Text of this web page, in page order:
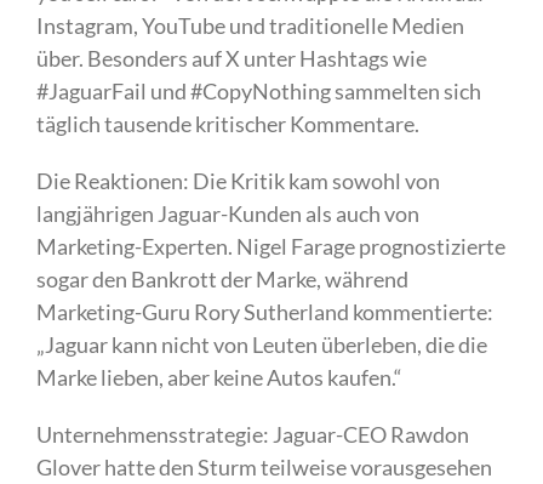
Instagram, YouTube und traditionelle Medien
über. Besonders auf X unter Hashtags wie
#JaguarFail und #CopyNothing sammelten sich
täglich tausende kritischer Kommentare.
Die Reaktionen: Die Kritik kam sowohl von
langjährigen Jaguar-Kunden als auch von
Marketing-Experten. Nigel Farage prognostizierte
sogar den Bankrott der Marke, während
Marketing-Guru Rory Sutherland kommentierte:
„Jaguar kann nicht von Leuten überleben, die die
Marke lieben, aber keine Autos kaufen.“
Unternehmensstrategie: Jaguar-CEO Rawdon
Glover hatte den Sturm teilweise vorausgesehen